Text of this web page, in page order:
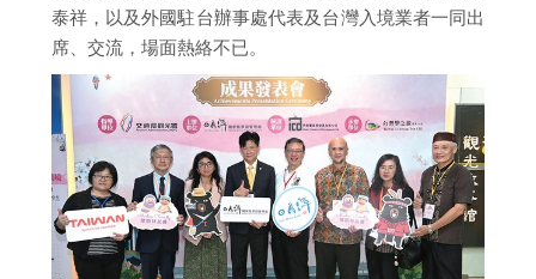
泰祥，以及外國駐台辦事處代表及台灣入境業者一同出
席、交流，場面熱絡不已。